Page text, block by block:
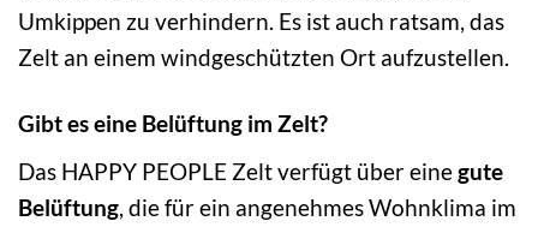
Umkippen zu verhindern. Es ist auch ratsam, das
Zelt an einem windgeschützten Ort aufzustellen.
Gibt es eine Belüftung im Zelt?
Das HAPPY PEOPLE Zelt verfügt über einegute
Belüftung , die für ein angenehmes Wohnklima im